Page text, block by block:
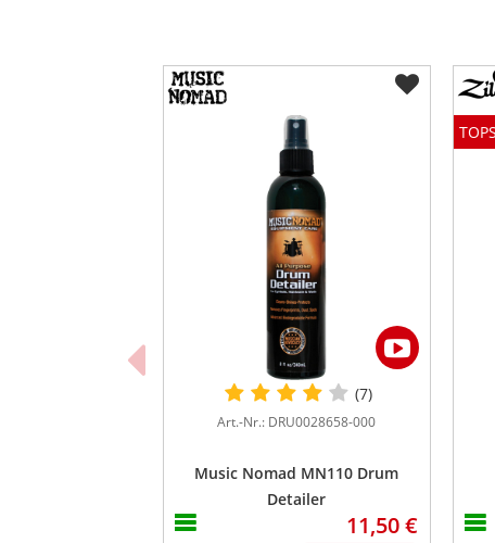
(7)
Art.-Nr.: DRU0028658-000
Music Nomad MN110 Drum
Detailer
11,50 €